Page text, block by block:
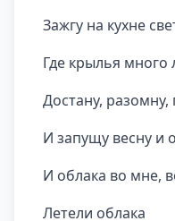
Зажгу на кухне
Где крылья много
Достану,
И запущу весну и
И облака во мне,
Летели облака